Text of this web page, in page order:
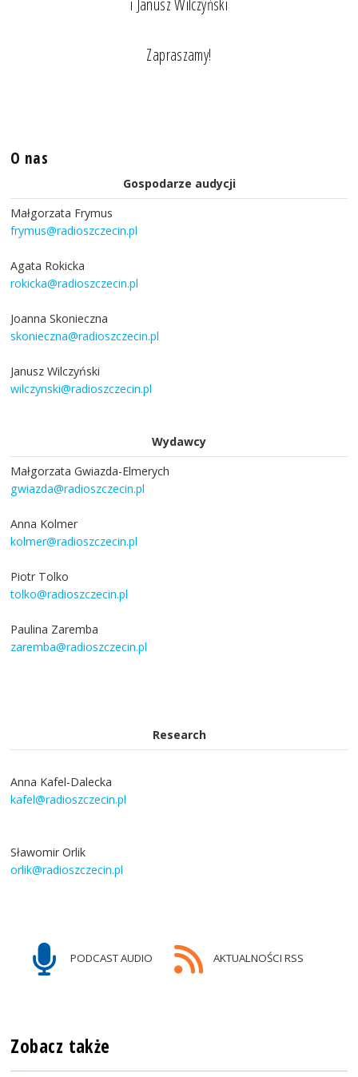
i Janusz Wilczyński
Zapraszamy!
O nas
Gospodarze audycji
Małgorzata Frymus
frymus@radioszczecin.pl
Agata Rokicka
rokicka@radioszczecin.pl
Joanna Skonieczna
skonieczna@radioszczecin.pl
Janusz Wilczyński
wilczynski@radioszczecin.pl
Wydawcy
Małgorzata Gwiazda-Elmerych
gwiazda@radioszczecin.pl
Anna Kolmer
kolmer@radioszczecin.pl
Piotr Tolko
tolko@radioszczecin.pl
Paulina Zaremba
zaremba@radioszczecin.pl
Research
Anna Kafel-Dalecka
kafel@radioszczecin.pl
Sławomir Orlik
orlik@radioszczecin.pl
PODCAST AUDIO AKTUALNOŚCI RSS
Zobacz także